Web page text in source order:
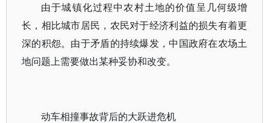
由于城镇化过程中农村土地的价值呈几何级增
长，相比城市居民，农民对于经济利益的损失有着更
深的积怨。由于矛盾的持续爆发，中国政府在农场土
地问题上需要做出某种妥协和改变。
动车相撞事故背后的大跃进危机